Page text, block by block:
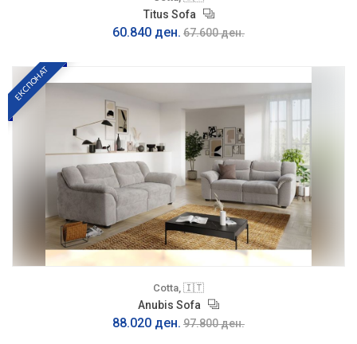
Titus Sofa
60.840 ден. 67.600 ден.
ЕКСПОНАТ
Cotta, 🇮🇹
Anubis Sofa
88.020 ден. 97.800 ден.